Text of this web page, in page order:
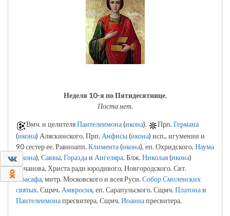
0
0
Неделя 10-я по Пятидесятнице.
Поста нет.
Вмч. и целителяПантелеимона(икона). Прп.Германа
(икона) Аляскинского. Прп. Анфисы(икона) исп., игумении и
90 сестер ее. Равноапп.Климента(икона), еп. Охридского, Наума
(
икона), Саввы, Гораздаи Ангеляра. Блж.Николая(икона)
Кочанова, Христа ради юродивого, Новгородского. Свт.
Иоасафа, митр. Московского и всея Руси.Собор Смоленских
святых. Сщмч. Амвросия, еп. Сарапульского. Сщмч.Платонаи
Пантелеимонапресвитера. Сщмч.Иоаннапресвитера.